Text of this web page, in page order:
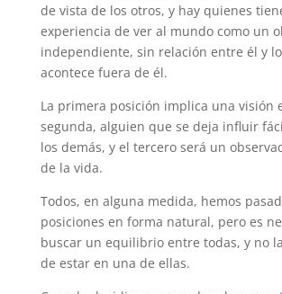
de vista de los otros, y hay quienes
experiencia de ver al mundo como un
independiente, sin relación entre él y
acontece fuera de él.
La primera posición implica una visión
segunda, alguien que se deja influir
los demás, y el tercero será un
de la vida.
Todos, en alguna medida, hemos
posiciones en forma natural, pero es
buscar un equilibrio entre todas, y no
de estar en una de ellas.